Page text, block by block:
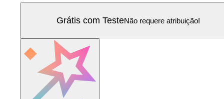
Grátis com TesteNão requere atribuição!